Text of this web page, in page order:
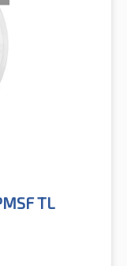
TL